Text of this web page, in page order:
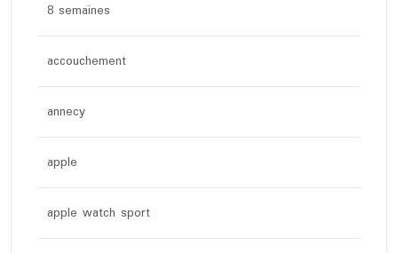
8 semaines
accouchement
annecy
apple
apple watch sport